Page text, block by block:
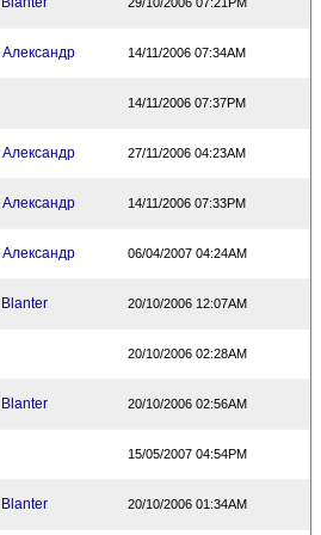
14/11/2006 07:34AM
14/11/2006 07:37PM
27/11/2006 04:23AM
14/11/2006 07:33PM
06/04/2007 04:24AM
20/10/2006 12:07AM
20/10/2006 02:28AM
20/10/2006 02:56AM
15/05/2007 04:54PM
20/10/2006 01:34AM